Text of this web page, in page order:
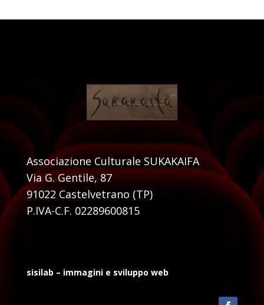
Associazione Culturale SUKAKAIFA
Via G. Gentile, 87
91022 Castelvetrano (TP)
P.IVA-C.F. 02289600815
sisilab – immagini e sviluppo web